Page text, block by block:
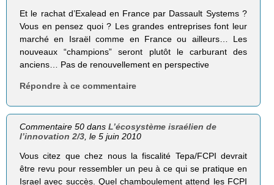
Et le rachat d’Exalead en France par Dassault Systems ?
Vous en pensez quoi ? Les grandes entreprises font leur
marché en Israël comme en France ou ailleurs… Les
nouveaux “champions” seront plutôt le carburant des
anciens… Pas de renouvellement en perspective
Répondre à ce commentaire
Commentaire 50 dansL’écosystème israélien de
l’innovation 2/3, le 5 juin 2010
Vous citez que chez nous la fiscalité Tepa/FCPI devrait
être revu pour ressembler un peu à ce qui se pratique en
Israel avec succès. Quel chamboulement attend les FCPI